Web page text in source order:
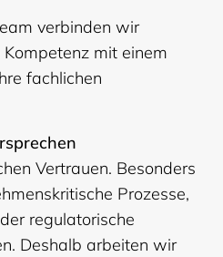
verbinden wir
mit einem
fachlichen
Vertrauen. Besonders
Prozesse,
regulatorische
Deshalb arbeiten wir